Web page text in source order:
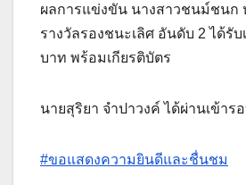
ผลการแข่งขัน นางสาวชนม์ชนก
รางวัลรองชนะเลิศ อันดับ 2 ได้รับ
บาท พร้อมเกียรติบัตร
นายสุริยา จำปาวงค์ ได้ผ่านเข้าร
#ขอแสดงความยินดีและชื่นชม